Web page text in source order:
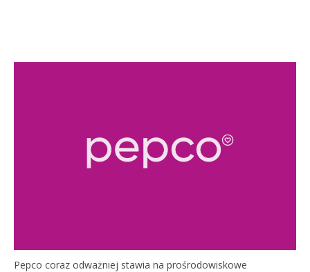
Pepco coraz odważniej stawia na prośrodowiskowe